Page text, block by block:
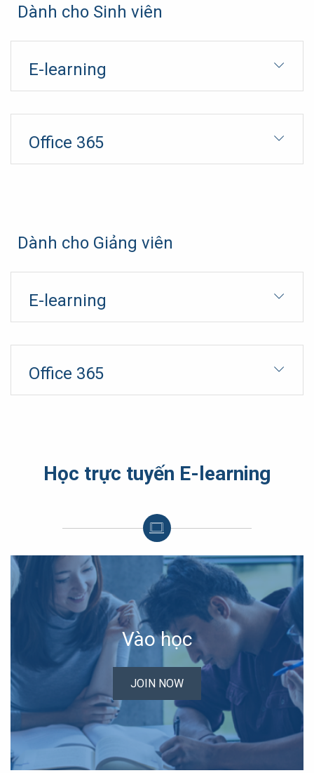
Dành cho Sinh viên
E-learning
Office 365
Dành cho Giảng viên
E-learning
Office 365
Học trực tuyến E-learning
Vào học
JOIN NOW